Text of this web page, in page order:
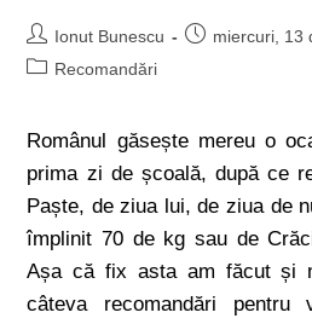
Ionut Bunescu
miercuri, 13
Recomandări
Românul găsește mereu o
prima zi de școală, după ce
Paște, de ziua lui, de ziua de
împlinit 70 de kg sau de
Așa că fix asta am făcut și
câteva recomandări pentru